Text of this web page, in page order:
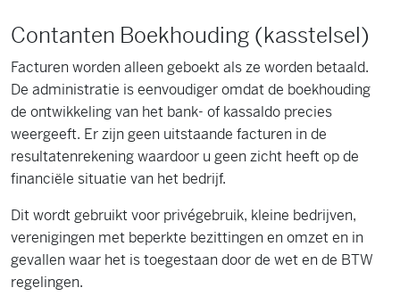
Contanten Boekhouding (kasstelsel)
Facturen worden alleen geboekt als ze worden betaald.
De administratie is eenvoudiger omdat de boekhouding
de ontwikkeling van het bank- of kassaldo precies
weergeeft. Er zijn geen uitstaande facturen in de
resultatenrekening waardoor u geen zicht heeft op de
financiële situatie van het bedrijf.
Dit wordt gebruikt voor privégebruik, kleine bedrijven,
verenigingen met beperkte bezittingen en omzet en in
gevallen waar het is toegestaan door de wet en de BTW
regelingen.